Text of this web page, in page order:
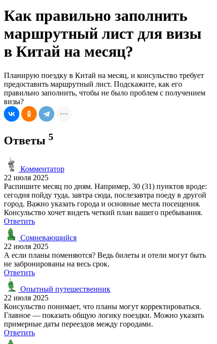
Как правильно заполнить
маршрутный лист для визы
в Китай на месяц?
Планирую поездку в Китай на месяц, и консульство требует
предоставить маршрутный лист. Подскажите, как его
правильно заполнить, чтобы не было проблем с получением
визы?
Ответы 5
Комментатор
22 июля 2025
Распишите месяц по дням. Например, 30 (31) пунктов вроде:
сегодня пойду туда, завтра сюда, послезавтра поеду в другой
город. Важно указать города и основные места посещения.
Консульство хочет видеть четкий план вашего пребывания.
Ответить
Сомневающийся
22 июля 2025
А если планы поменяются? Ведь билеты и отели могут быть
не забронированы на весь срок.
Ответить
Опытный путешественник
22 июля 2025
Консульство понимает, что планы могут корректироваться.
Главное — показать общую логику поездки. Можно указать
примерные даты переездов между городами.
Ответить